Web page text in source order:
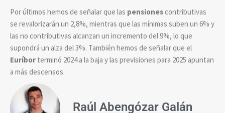
Por últimos hemos de señalar que las pensionescontributivas
se revalorizarán un 2,8%, mientras que las mínimas suben un 6% y
las no contributivas alcanzan un incremento del 9%, lo que
supondrá un alza del 3%. También hemos de señalar que el
Euríbor terminó 2024 a la baja y las previsiones para 2025 apuntan
a más descensos.
Raúl Abengózar Galán